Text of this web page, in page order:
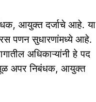
आयुक्त दर्जाचे आहे. या
पणन सुधारणांमध्ये आहे.
अधिकाऱ्यांनी हे पद
मूळ अपर निबंधक, आयुक्त